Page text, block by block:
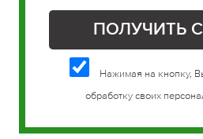
Нажимая на кнопку,
обработку своих